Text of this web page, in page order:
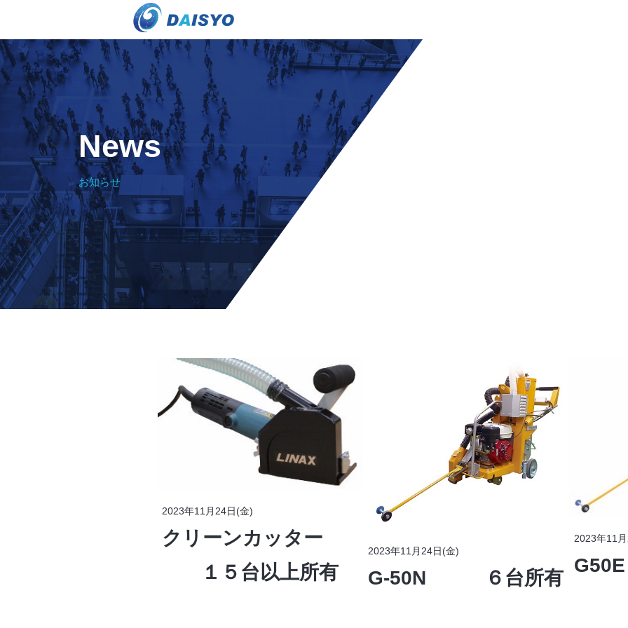
News
お知らせ
2023年11月24日(金)
クリーンカッター
１５台以上所有
2023年11月24日(金)
G-50N ６台所有
2023年11